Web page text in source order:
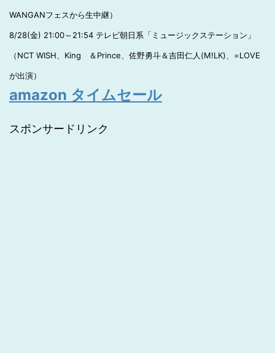
WANGANフェスから生中継）
8/28(金) 21:00～21:54 テレビ朝日系「ミュージックステーション」
（NCT WISH、King ＆Prince、佐野勇斗＆吉田仁人(M!LK)、=LOVE
が出演）
amazon タイムセール
スポンサードリンク